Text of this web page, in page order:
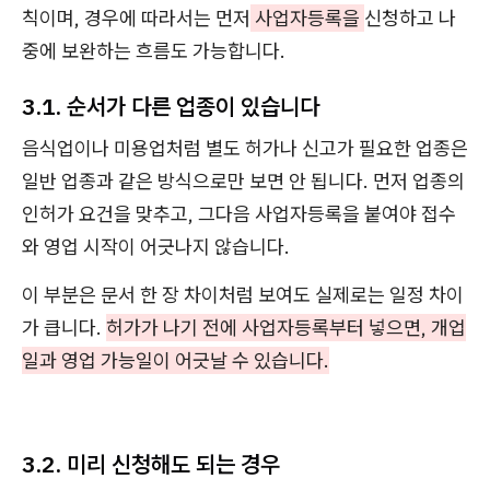
칙이며, 경우에 따라서는 먼저 사업자등록을 신청하고 나
중에 보완하는 흐름도 가능합니다.
3.1. 순서가 다른 업종이 있습니다
음식업이나 미용업처럼 별도 허가나 신고가 필요한 업종은
일반 업종과 같은 방식으로만 보면 안 됩니다. 먼저 업종의
인허가 요건을 맞추고, 그다음 사업자등록을 붙여야 접수
와 영업 시작이 어긋나지 않습니다.
이 부분은 문서 한 장 차이처럼 보여도 실제로는 일정 차이
가 큽니다. 허가가 나기 전에 사업자등록부터 넣으면, 개업
일과 영업 가능일이 어긋날 수 있습니다.
3.2. 미리 신청해도 되는 경우